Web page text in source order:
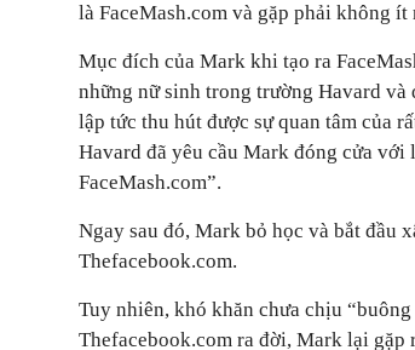
là FaceMash.com và gặp phải không
Mục đích của Mark khi tạo ra
những nữ sinh trong trường Havard và
lập tức thu hút được sự quan tâm của
Havard đã yêu cầu Mark đóng cửa
FaceMash.com”.
Ngay sau đó, Mark bỏ học và bắt đầu
Thefacebook.com.
Tuy nhiên, khó khăn chưa chịu
Thefacebook.com ra đời, Mark lại